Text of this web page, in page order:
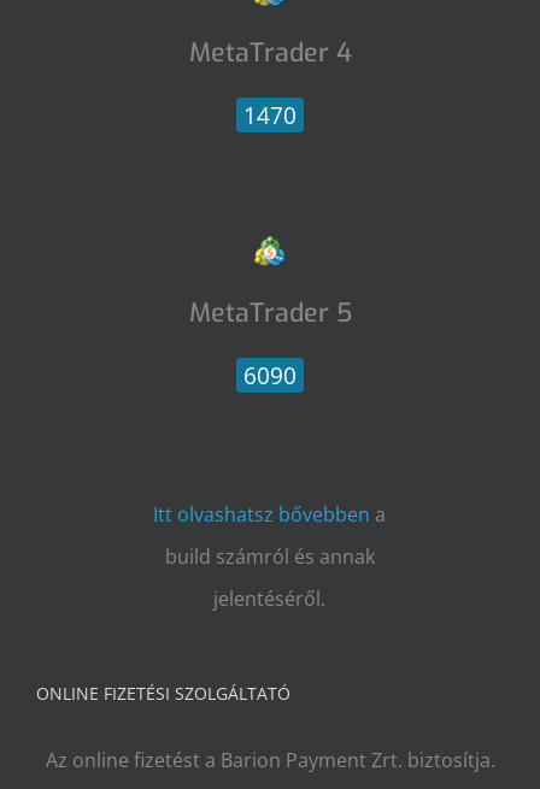
MetaTrader 4
1470
MetaTrader 5
6090
Itt olvashatsz bővebben a
build számról és annak
jelentéséről.
ONLINE FIZETÉSI SZOLGÁLTATÓ
Az online fizetést a Barion Payment Zrt. biztosítja.